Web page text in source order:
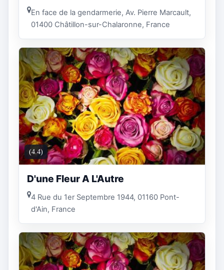
En face de la gendarmerie, Av. Pierre Marcault,
01400 Châtillon-sur-Chalaronne, France
(4.4)
D'une Fleur A L'Autre
4 Rue du 1er Septembre 1944, 01160 Pont-
d'Ain, France